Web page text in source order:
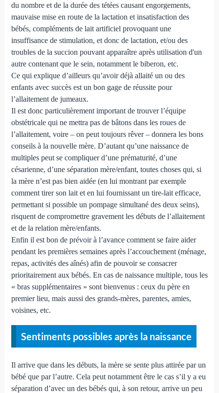
du nombre et de la durée des tétées causant engorgements,
mauvaise mise en route de la lactation et insatisfaction des
bébés, compléments de lait artificiel provoquant une
insuffisance de stimulation, et donc de lactation, et/ou des
troubles de la succion pouvant apparaître après utilisation d'un
autre contenant que le sein, notamment le biberon, etc.
Ce qui explique d’ailleurs qu’avoir déjà allaité un ou des
enfants avec succès est un bon gage de réussite pour
l’allaitement de jumeaux.
Il est donc particulièrement important de trouver l’équipe
obstétricale qui ne mettra pas de bâtons dans les roues de
l’allaitement, voire – on peut toujours rêver – donnera les bons
conseils à la nouvelle mère. D’autant qu’une naissance de
multiples peut se compliquer d’une prématurité, d’une
césarienne, d’une séparation mère/enfant, toutes choses qui, si
la mère n’est pas bien aidée (en lui montrant par exemple
comment tirer son lait et en lui fournissant un tire-lait efficace,
permettant si possible un pompage simultané des deux seins),
risquent de compromettre gravement les débuts de l’allaitement
et de la relation mère/enfants.
Enfin il est bon de prévoir à l’avance comment se faire aider
pendant les premières semaines après l’accouchement (ménage,
repas, activités des aînés) afin de pouvoir se consacrer
prioritairement aux bébés. En cas de naissance multiple, tous les
« bras supplémentaires » sont bienvenus : ceux du père en
premier lieu, mais aussi des grands-mères, parentes, amies,
voisines, etc.
Sentiments possibles après la naissance
Il arrive que dans les débuts, la mère se sente plus attirée par un
bébé que par l’autre. Cela peut notamment être le cas s’il y a eu
séparation d’avec un des bébés qui, à son retour, arrive un peu